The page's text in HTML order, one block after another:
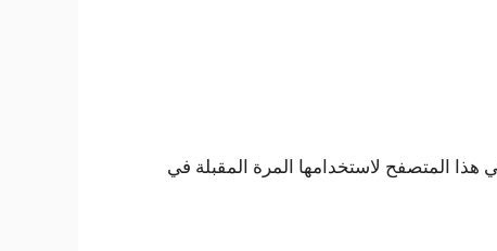
هذا المتصفح لاستخدامها المرة المقبلة في